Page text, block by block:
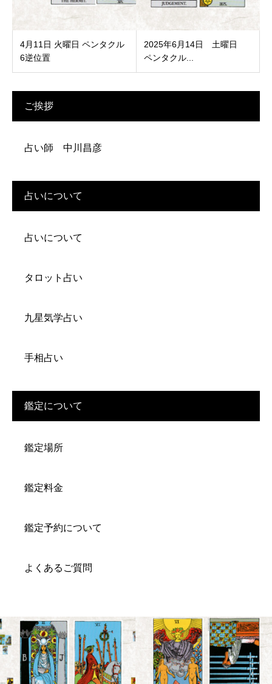
4月11日 火曜日 ペンタクル
6逆位置
2025年6月14日 土曜日
ペンタクル...
ご挨拶
占い師 中川昌彦
占いについて
占いについて
タロット占い
九星気学占い
手相占い
鑑定について
鑑定場所
鑑定料金
鑑定予約について
よくあるご質問